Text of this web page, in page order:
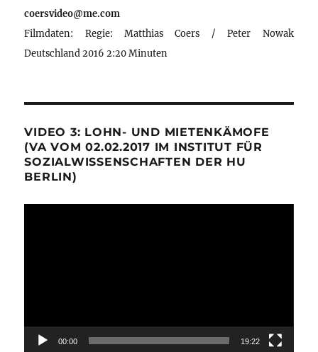
coersvideo@me.com
Filmdaten: Regie: Matthias Coers / Peter Nowak
Deutschland 2016 2:20 Minuten
VIDEO 3: LOHN- UND MIETENKÄMOFE
(VA VOM 02.02.2017 IM INSTITUT FÜR
SOZIALWISSENSCHAFTEN DER HU
BERLIN)
00:00 19:22